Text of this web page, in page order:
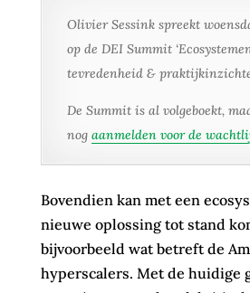
Olivier Sessink spreekt
op de DEI Summit
tevredenheid &
De Summit is al volgeboekt,
nog aanmelden voor de
Bovendien kan met een
nieuwe oplossing tot stand
bijvoorbeeld wat betreft de
hyperscalers. Met de huidige